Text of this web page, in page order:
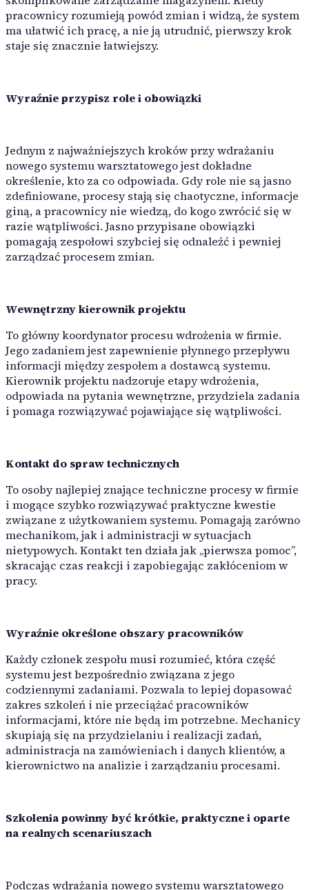
Rivile
RoboLabs
ASPA
LocTracker
Wyświetl wszystkie
pracownicy rozumieją powód zmian i widzą, że system
ma ułatwić ich pracę, a nie ją utrudnić, pierwszy krok
staje się znacznie łatwiejszy.
Wyraźnie przypisz role i obowiązki
Jednym z najważniejszych kroków przy wdrażaniu
nowego systemu warsztatowego jest dokładne
określenie, kto za co odpowiada. Gdy role nie są jasno
zdefiniowane, procesy stają się chaotyczne, informacje
giną, a pracownicy nie wiedzą, do kogo zwrócić się w
razie wątpliwości. Jasno przypisane obowiązki
pomagają zespołowi szybciej się odnaleźć i pewniej
zarządzać procesem zmian.
Wewnętrzny kierownik projektu
To główny koordynator procesu wdrożenia w firmie.
Jego zadaniem jest zapewnienie płynnego przepływu
informacji między zespołem a dostawcą systemu.
Kierownik projektu nadzoruje etapy wdrożenia,
odpowiada na pytania wewnętrzne, przydziela zadania
i pomaga rozwiązywać pojawiające się wątpliwości.
Kontakt do spraw technicznych
To osoby najlepiej znające techniczne procesy w firmie
i mogące szybko rozwiązywać praktyczne kwestie
związane z użytkowaniem systemu. Pomagają zarówno
mechanikom, jak i administracji w sytuacjach
nietypowych. Kontakt ten działa jak „pierwsza pomoc”,
skracając czas reakcji i zapobiegając zakłóceniom w
pracy.
Wyraźnie określone obszary pracowników
Każdy członek zespołu musi rozumieć, która część
systemu jest bezpośrednio związana z jego
codziennymi zadaniami. Pozwala to lepiej dopasować
zakres szkoleń i nie przeciążać pracowników
informacjami, które nie będą im potrzebne. Mechanicy
skupiają się na przydzielaniu i realizacji zadań,
administracja na zamówieniach i danych klientów, a
kierownictwo na analizie i zarządzaniu procesami.
Szkolenia powinny być krótkie, praktyczne i oparte
na realnych scenariuszach
Podczas wdrażania nowego systemu warsztatowego